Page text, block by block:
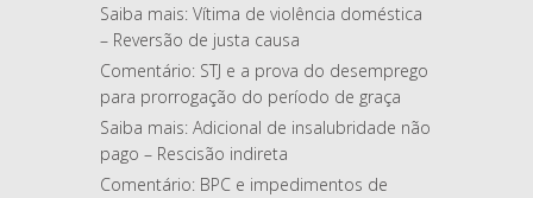
Saiba mais: Vítima de violência doméstica
– Reversão de justa causa
Comentário: STJ e a prova do desemprego
para prorrogação do período de graça
Saiba mais: Adicional de insalubridade não
pago – Rescisão indireta
Comentário: BPC e impedimentos de